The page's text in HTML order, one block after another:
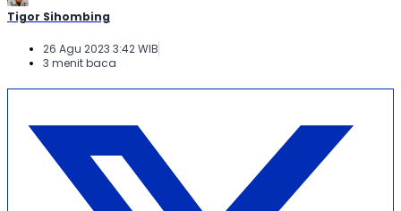
Tigor Sihombing
26 Agu 2023 3:42 WIB
3 menit baca